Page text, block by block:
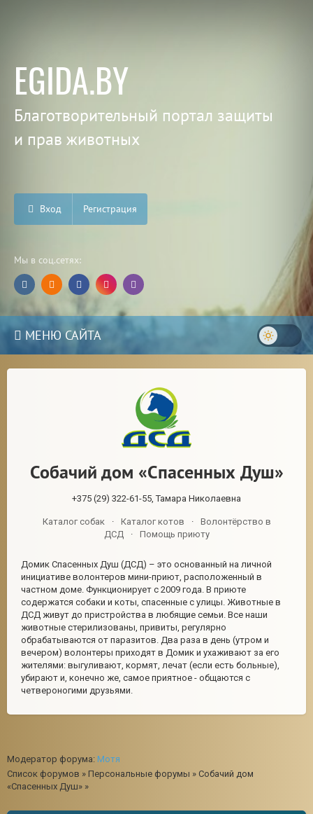
EGIDA.BY
Благотворительный портал защиты
и прав животных
Вход Регистрация
Мы в соц.сетях:
МЕНЮ САЙТА
Собачий дом «Спасенных Душ»
+375 (29) 322-61-55, Тамара Николаевна
Каталог собак · Каталог котов ·
Волонтёрство в
ДСД
· Помощь приюту
Домик Спасенных Душ (ДСД) – это основанный на личной
инициативе волонтеров мини-приют, расположенный в
частном доме. Функционирует с 2009 года. В приюте
содержатся собаки и коты, спасенные с улицы. Животные в
ДСД живут до пристройства в любящие семьи. Все наши
животные стерилизованы, привиты, регулярно
обрабатываются от паразитов. Два раза в день (утром и
вечером) волонтеры приходят в Домик и ухаживают за его
жителями: выгуливают, кормят, лечат (если есть больные),
убирают и, конечно же, самое приятное - общаются с
четвероногими друзьями.
Модератор форума: Мотя
Список форумов » Персональные форумы » Собачий дом
«Спасенных Душ» »